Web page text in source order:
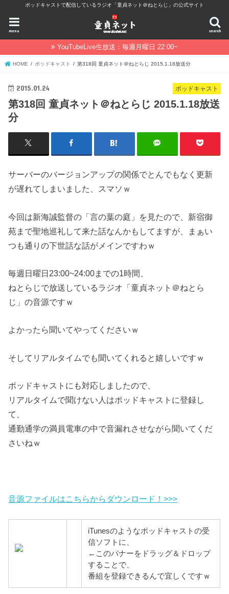
ポッドキャストで配信しているラジオ「童貞ネット＠ねとらじ」の公式サイト
search
menu
YouTubeLive生放送：毎週月曜日 22:00~
HOME ポッドキャスト 第318回 童貞ネット＠ねとらじ 2015.1.18放送分
ポッドキャスト
2015.01.24
第318回 童貞ネット＠ねとらじ 2015.1.18放送
分
サーバーのバージョンアップの関係でとんでもなく更新
が遅れてしまいました、スマソｗ
今回は新海誠監督の「言の葉の庭」を見たので、新宿御
苑まで聖地巡礼して来た話なんかもしてますが、まぁい
つも通りの下世話な話がメインですわｗ
毎週日曜日23:00~24:00までの1時間、
ねとらじで放送しているラジオ「童貞ネット＠ねとら
じ」の音源ですｗ
よかったら聞いてやってくださいｗ
そしてリアルタイムでも聞いてくれると嬉しいですｗ
ポッドキャストにも対応しましたので、
リアルタイムで聞けない人はポッドキャストに登録し
て、
通勤通学の満員電車の中で音漏れさせながら聞いてくだ
さいねｗ
音源ファイルはこちらからダウンロード！>>>
iTunesのようなポッドキャストの受
信ソフトに、
←このバナーをドラッグ＆ドロップ
することで、
番組を登録できるんで宜しくですｗ